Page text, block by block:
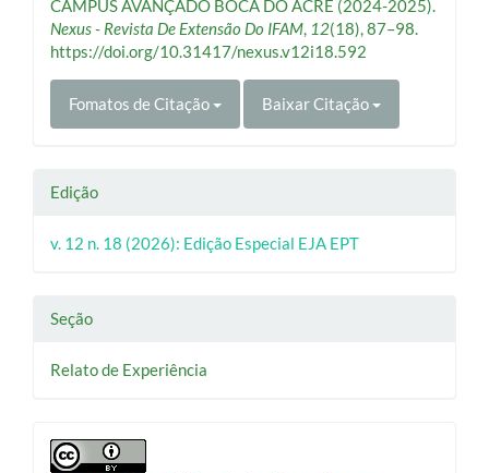
CAMPUS AVANÇADO BOCA DO ACRE (2024-2025).
Nexus - Revista De Extensão Do IFAM, 12(18), 87–98.
https://doi.org/10.31417/nexus.v12i18.592
Fomatos de Citação Baixar Citação
Edição
v. 12 n. 18 (2026): Edição Especial EJA EPT
Seção
Relato de Experiência